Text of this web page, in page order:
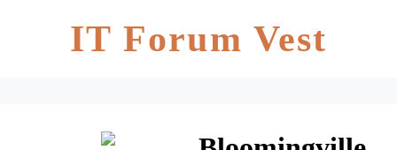
IT Forum Vest